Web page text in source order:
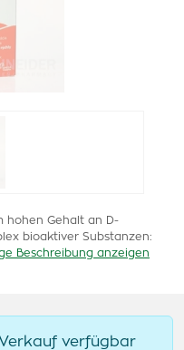
hohen Gehalt an D-
bioaktiver Substanzen:
Beschreibung anzeigen
verfügbar